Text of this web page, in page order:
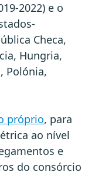
2022) e o
Checa,
Hungria,
Polónia,
próprio, para
ao nível
e
do consórcio